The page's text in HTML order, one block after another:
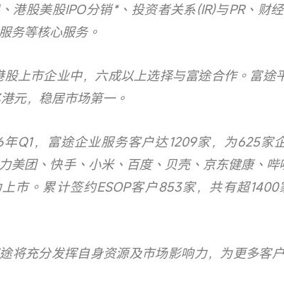
港股美股IPO分销*、投资者关系(IR)与PR、财
务等核心服务。
股上市企业中，六成以上选择与富途合作。富途
元，稳居市场第一。
年Q1，富途企业服务客户达1209家，为625家
美团、快手、小米、百度、贝壳、京东健康、
市。累计签约ESOP客户853家，共有超
将充分发挥自身资源及市场影响力，为更多客